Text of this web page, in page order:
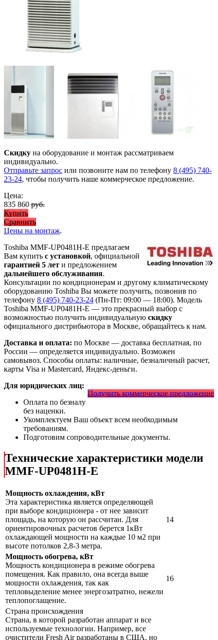
Скидку на оборудование и монтаж рассматриваем
индивидуально.
Отправьте запрос или позвоните нам по телефону 8 (495) 740-
23-24, чтобы получить наше коммерческое предложение.
Цена:
835 860 руб.
Купить
Сравнить
Цены на монтаж.
Toshiba MMF-UP0481H-E предлагаем
Вам купить с установкой, официальной
гарантией 5 лет и предложением
дальнейшего обслуживания.
Консультации по кондиционерам и другому климатическому
оборудованию Toshiba Вы можете получить, позвонив по
телефону 8 (495) 740-23-24 (Пн-Пт: 09:00 — 18:00). Модель
Toshiba MMF-UP0481H-E — это прекрасный выбор с
возможностью получить индивидуальную скидку
официального дистрибьютора в Москве, обращайтесь к нам.
Доставка и оплата: по Москве — доставка бесплатная, по
России — определяется индивидуально. Возможен
самовывоз. Способы оплаты: наличные, безналичный расчет,
карты Visa и Mastercard, Яндекс-деньги.
Получить коммерческое предложение
Для юридических лиц:
Оплата по безналу
без наценки.
Укомплектуем Ваш объект всем необходимым
требованиям.
Подготовим сопроводительные документы.
Технические характеристики модели
MMF-UP0481H-E
Мощность охлаждения, кВт
Эта характеристика является определяющей
при выборе кондиционера - от нее зависит
площадь, на которую он рассчитан. Для
ориентировочных расчетов берется 1кВт
охлаждающей мощности на каждые 10 м2 при
высоте потолков 2,8-3 метра.
14
Мощность обогрева, кВт
Мощность кондиционера в режиме обогрева
помещения. Как правило, она всегда выше
мощности охлаждения, так как
тепловыделение менее энергозатратно, нежели
теплопоглащение.
16
Страна происхождения
Страна, в которой разработан аппарат и все
используемые технологии. Например, все
очистители Fresh Air разработаны в США, но